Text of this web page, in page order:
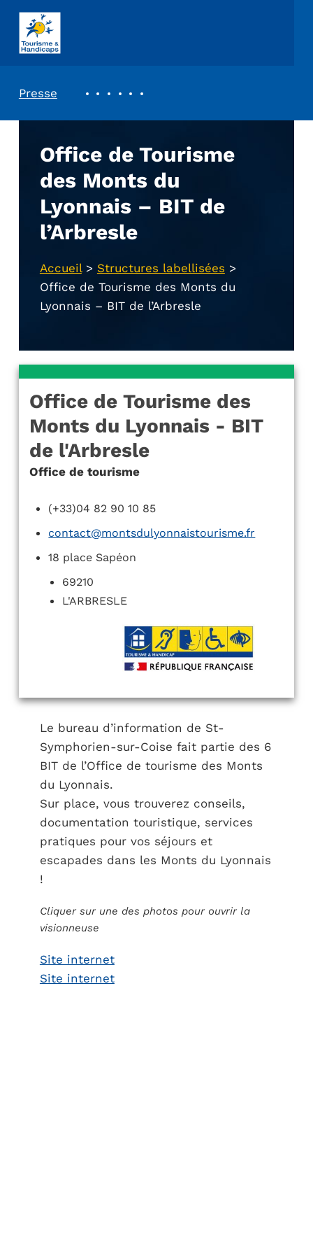
ASSOCIATION TOURISME ET HANDICAPS
Presse
Office de Tourisme
des Monts du
Lyonnais – BIT de
l’Arbresle
Accueil> Structures labellisées >
Office de Tourisme des Monts du
Lyonnais – BIT de l’Arbresle
Office de Tourisme des
Monts du Lyonnais - BIT
de l'Arbresle
Office de tourisme
(+33)04 82 90 10 85
contact@montsdulyonnaistourisme.fr
18 place Sapéon
69210
L'ARBRESLE
Le bureau d’information de St-
Symphorien-sur-Coise fait partie des 6
BIT de l’Office de tourisme des Monts
du Lyonnais.
Sur place, vous trouverez conseils,
documentation touristique, services
pratiques pour vos séjours et
escapades dans les Monts du Lyonnais
!
Cliquer sur une des photos pour ouvrir la
visionneuse
Site internet
Site internet